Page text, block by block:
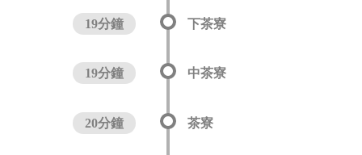
19分鐘 下茶寮
19分鐘 中茶寮
20分鐘 茶寮